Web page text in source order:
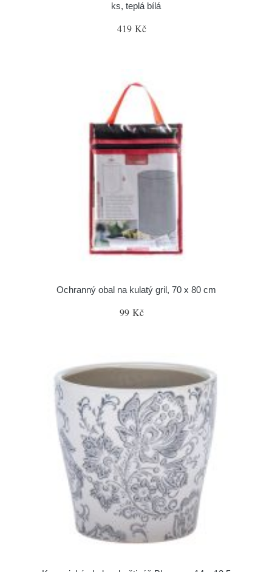
ks, teplá bílá
419 Kč
Ochranný obal na kulatý gril, 70 x 80 cm
99 Kč